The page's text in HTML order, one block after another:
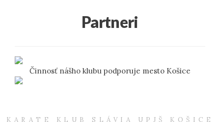
Partneri
Činnosť nášho klubu podporuje mesto Košice
KARATE KLUB SLÁVIA UPJŠ KOŠICE